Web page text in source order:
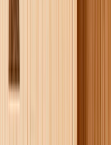
terwijl je nog steeds de
als je dat wilt. Deze functie
fluitje van een cent, of het nu